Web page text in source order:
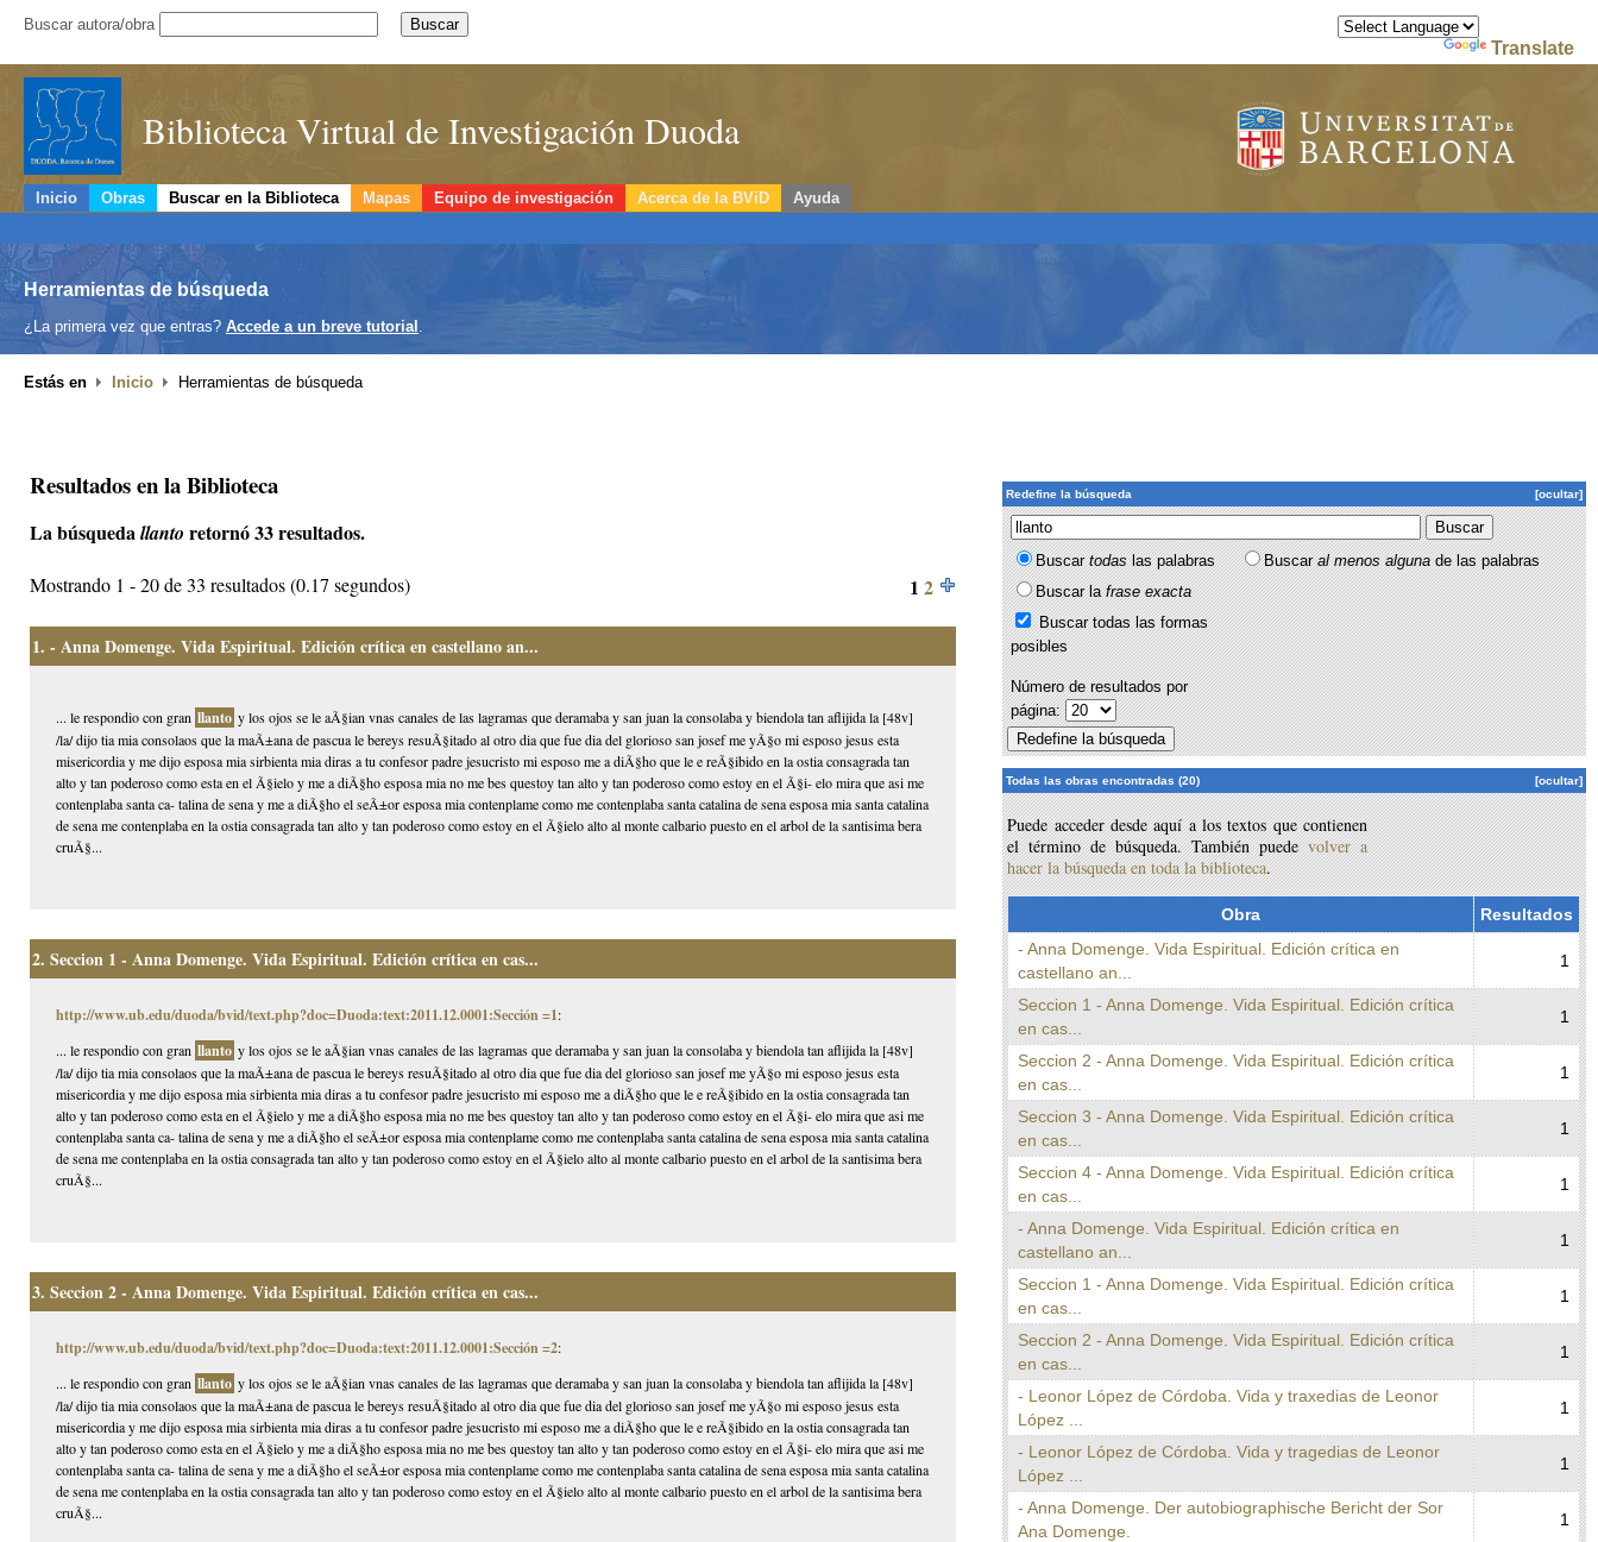
Translate
Buscar autora/obra
Biblioteca Virtual de Investigación Duoda
Inicio Obras Buscar en la Biblioteca Mapas Equipo de investigación Acerca de la BViD Ayuda
Herramientas de búsqueda
¿La primera vez que entras? Accede a un breve tutorial .
Estás en Inicio Herramientas de búsqueda
Resultados en la Biblioteca
La búsquedallanto retornó 33 resultados.
Mostrando 1 - 20 de 33 resultados (0.17 segundos) 1 2
1. - Anna Domenge. Vida Espiritual. Edición crítica en castellano an...
... le respondio con gran llanto y los ojos se le aÃ§ian vnas canales de las lagramas que deramaba y san juan la consolaba y biendola tan aflijida la [48v]
/la/ dijo tia mia consolaos que la maÃ±ana de pascua le bereys resuÃ§itado al otro dia que fue dia del glorioso san josef me yÃ§o mi esposo jesus esta
misericordia y me dijo esposa mia sirbienta mia diras a tu confesor padre jesucristo mi esposo me a diÃ§ho que le e reÃ§ibido en la ostia consagrada tan
alto y tan poderoso como esta en el Ã§ielo y me a diÃ§ho esposa mia no me bes questoy tan alto y tan poderoso como estoy en el Ã§i- elo mira que asi me
contenplaba santa ca- talina de sena y me a diÃ§ho el seÃ±or esposa mia contenplame como me contenplaba santa catalina de sena esposa mia santa catalina
de sena me contenplaba en la ostia consagrada tan alto y tan poderoso como estoy en el Ã§ielo alto al monte calbario puesto en el arbol de la santisima bera
cruÃ§...
2. Seccion 1 - Anna Domenge. Vida Espiritual. Edición crítica en cas...
http://www.ub.edu/duoda/bvid/text.php?doc=Duoda:text:2011.12.0001:Sección =1:
... le respondio con gran llanto y los ojos se le aÃ§ian vnas canales de las lagramas que deramaba y san juan la consolaba y biendola tan aflijida la [48v]
/la/ dijo tia mia consolaos que la maÃ±ana de pascua le bereys resuÃ§itado al otro dia que fue dia del glorioso san josef me yÃ§o mi esposo jesus esta
misericordia y me dijo esposa mia sirbienta mia diras a tu confesor padre jesucristo mi esposo me a diÃ§ho que le e reÃ§ibido en la ostia consagrada tan
alto y tan poderoso como esta en el Ã§ielo y me a diÃ§ho esposa mia no me bes questoy tan alto y tan poderoso como estoy en el Ã§i- elo mira que asi me
contenplaba santa ca- talina de sena y me a diÃ§ho el seÃ±or esposa mia contenplame como me contenplaba santa catalina de sena esposa mia santa catalina
de sena me contenplaba en la ostia consagrada tan alto y tan poderoso como estoy en el Ã§ielo alto al monte calbario puesto en el arbol de la santisima bera
cruÃ§...
3. Seccion 2 - Anna Domenge. Vida Espiritual. Edición crítica en cas...
http://www.ub.edu/duoda/bvid/text.php?doc=Duoda:text:2011.12.0001:Sección =2:
... le respondio con gran llanto y los ojos se le aÃ§ian vnas canales de las lagramas que deramaba y san juan la consolaba y biendola tan aflijida la [48v]
/la/ dijo tia mia consolaos que la maÃ±ana de pascua le bereys resuÃ§itado al otro dia que fue dia del glorioso san josef me yÃ§o mi esposo jesus esta
misericordia y me dijo esposa mia sirbienta mia diras a tu confesor padre jesucristo mi esposo me a diÃ§ho que le e reÃ§ibido en la ostia consagrada tan
alto y tan poderoso como esta en el Ã§ielo y me a diÃ§ho esposa mia no me bes questoy tan alto y tan poderoso como estoy en el Ã§i- elo mira que asi me
contenplaba santa ca- talina de sena y me a diÃ§ho el seÃ±or esposa mia contenplame como me contenplaba santa catalina de sena esposa mia santa catalina
de sena me contenplaba en la ostia consagrada tan alto y tan poderoso como estoy en el Ã§ielo alto al monte calbario puesto en el arbol de la santisima bera
cruÃ§...
[ocultar]
Redefine la búsqueda
Buscartodaslas palabras Buscaral menos algunade las palabras
Buscar lafrase exacta
Buscar todas las formas
posibles
Número de resultados por
página:
[ocultar]
Todas las obras encontradas (20)
Puede acceder desde aquí a los textos que contienen
el término de búsqueda. También puedevolver a
hacer la búsqueda en toda la biblioteca.
Obra
Resultados
- Anna Domenge. Vida Espiritual. Edición crítica en
castellano an...
1
Seccion 1 - Anna Domenge. Vida Espiritual. Edición crítica
en cas...
1
Seccion 2 - Anna Domenge. Vida Espiritual. Edición crítica
en cas...
1
Seccion 3 - Anna Domenge. Vida Espiritual. Edición crítica
en cas...
1
Seccion 4 - Anna Domenge. Vida Espiritual. Edición crítica
en cas...
1
- Anna Domenge. Vida Espiritual. Edición crítica en
castellano an...
1
Seccion 1 - Anna Domenge. Vida Espiritual. Edición crítica
en cas...
1
Seccion 2 - Anna Domenge. Vida Espiritual. Edición crítica
en cas...
1
- Leonor López de Córdoba. Vida y traxedias de Leonor
López ...
1
- Leonor López de Córdoba. Vida y tragedias de Leonor
López ...
1
- Anna Domenge. Der autobiographische Bericht der Sor
Ana Domenge.
1